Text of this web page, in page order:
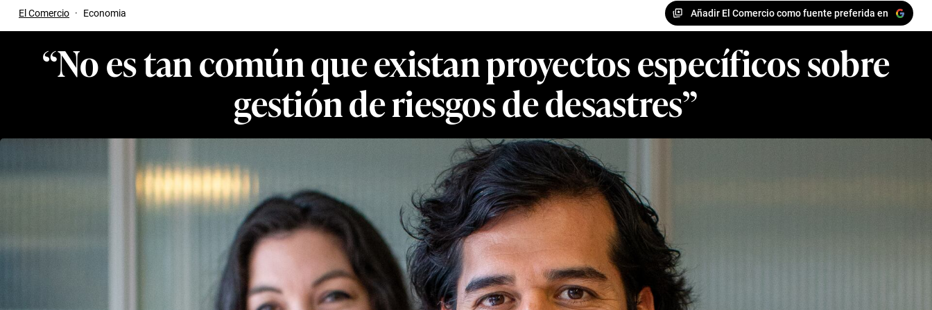
El Comercio · Economia Añadir El Comercio como fuente preferida en
“No es tan común que existan proyectos específicos sobre
gestión de riesgos de desastres”